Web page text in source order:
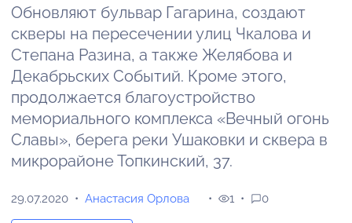
Обновляют бульвар Гагарина, создают
скверы на пересечении улиц Чкалова и
Степана Разина, а также Желябова и
Декабрьских Событий. Кроме этого,
продолжается благоустройство
мемориального комплекса «Вечный огонь
Славы», берега реки Ушаковки и сквера в
микрорайоне Топкинский, 37.
29.07.2020 Анастасия Орлова 1 0